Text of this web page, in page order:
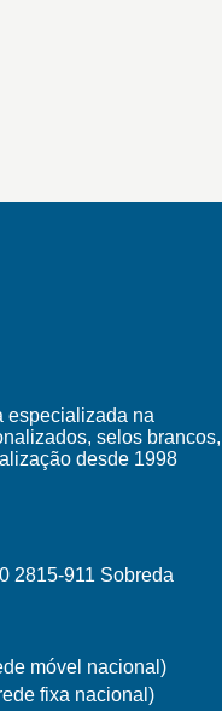
especializada na
selos brancos,
desde 1998
2815-911 Sobreda
móvel nacional)
fixa nacional)